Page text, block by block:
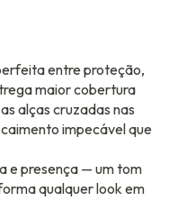
entre proteção,
maior cobertura
alças cruzadas nas
impecável que
e presença — um tom
qualquer look em